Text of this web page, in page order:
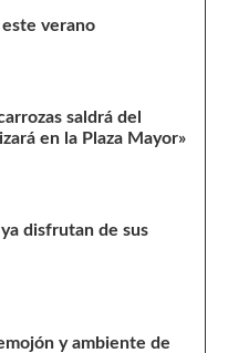
verano
saldrá del
en la Plaza Mayor»
disfrutan de sus
y ambiente de